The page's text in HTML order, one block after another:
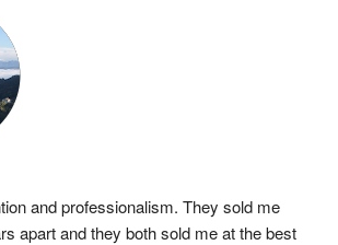
and professionalism. They sold me
apart and they both sold me at the best